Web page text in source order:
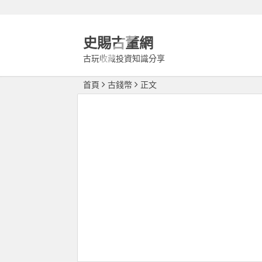
史賜古董網
古玩收藏投資知識分享
首頁 古錢幣 正文